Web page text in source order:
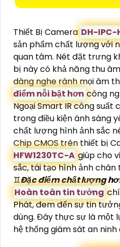
Thiết Bị Camera DH-IPC-
sản phẩm chất lượng với
quan tâm. Nét đặt trưng
bị này có khả năng thu
dàng nghe rành mọi âm
điểm nỗi bật hơn công
Ngoại Smart IR công suất
trong điều kiện ánh sáng
chất lượng hình ảnh sắc
Chip CMOS trên thiết bị
HFW1230TC-A giúp cho
sắc, tái tạo hình ảnh chân
♊Đặc điểm chất lượng
Hoàn toàn tin tưởng
Phát, đem đến sự tin
dùng. Đây thực sự là một
hệ thống giám sát an ninh